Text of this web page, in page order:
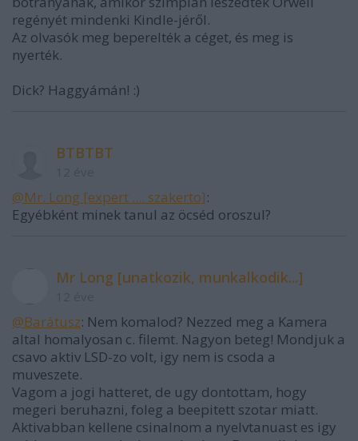
regényét mindenki Kindle-jéről.
Az olvasók meg beperelték a céget, és meg is
nyerték.
Dick? Haggyámán! :)
BTBTBT
@Mr. Long [expert .... szakerto]:
Egyébként minek tanul az öcséd oroszul?
Mr Long [unatkozik, munkalkodik...]
@Barátusz: Nem komalod? Nezzed meg a Kamera
altal homalyosan c. filemt. Nagyon beteg! Mondjuk a
csavo aktiv LSD-zo volt, igy nem is csoda a
muveszete.
Vagom a jogi hatteret, de ugy dontottam, hogy
megeri beruhazni, foleg a beepitett szotar miatt.
Aktivabban kellene csinalnom a nyelvtanuast es igy